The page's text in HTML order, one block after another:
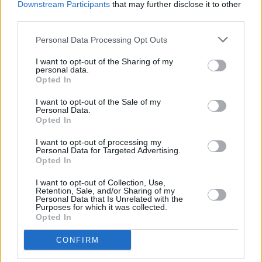
Downstream Participants that may further disclose it to other
Personal Data Processing Opt Outs
I want to opt-out of the Sharing of my
personal data.
Opted In
I want to opt-out of the Sale of my
Personal Data.
Opted In
I want to opt-out of processing my
Personal Data for Targeted Advertising.
Opted In
I want to opt-out of Collection, Use,
Retention, Sale, and/or Sharing of my
Personal Data that Is Unrelated with the
Purposes for which it was collected.
Opted In
CONFIRM
Blogi
Poseł nadzorca narodu
Blogi